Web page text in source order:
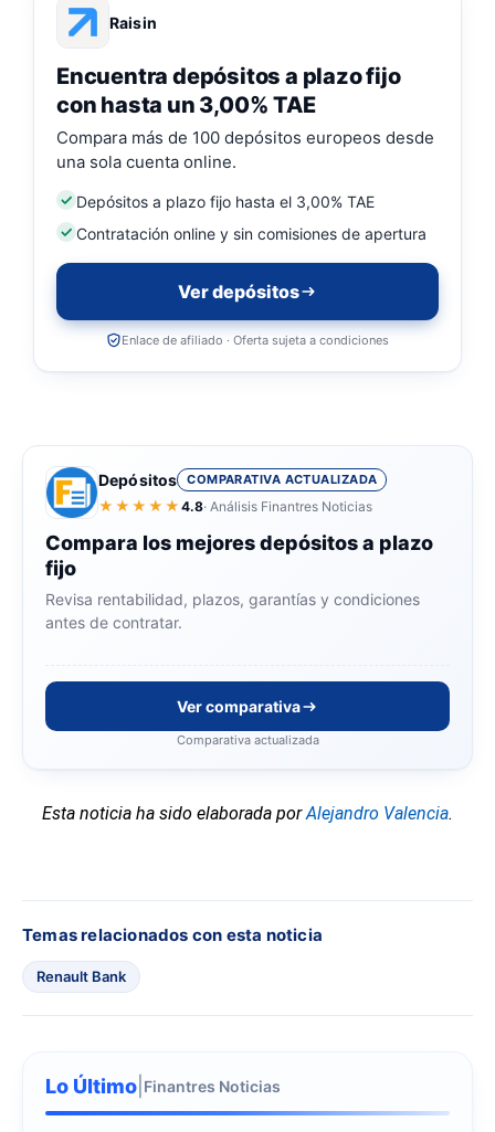
Raisin
Encuentra depósitos a plazo fijo
con hasta un 3,00% TAE
Compara más de 100 depósitos europeos desde
una sola cuenta online.
Depósitos a plazo fijo hasta el 3,00% TAE
Contratación online y sin comisiones de apertura
Ver depósitos
Enlace de afiliado · Oferta sujeta a condiciones
Depósitos COMPARATIVA ACTUALIZADA
★★★★★ 4.8· Análisis Finantres Noticias
Compara los mejores depósitos a plazo
fijo
Revisa rentabilidad, plazos, garantías y condiciones
antes de contratar.
Ver comparativa
Comparativa actualizada
Esta noticia ha sido elaborada porAlejandro Valencia.
Temas relacionados con esta noticia
Renault Bank
Lo Último Finantres Noticias